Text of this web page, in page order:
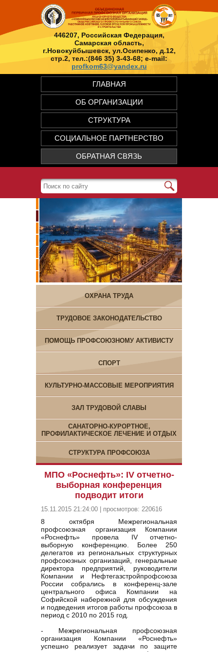
446207, Российская Федерация,
Самарская область,
г.Новокуйбышевск, ул.Осипенко, д.12,
стр.2, тел.:(846 35) 3-43-68; e-mail:
profkom63@yandex.ru
ГЛАВНАЯ
ОБ ОРГАНИЗАЦИИ
СТРУКТУРА
СОЦИАЛЬНОЕ ПАРТНЕРСТВО
ОБРАТНАЯ СВЯЗЬ
ОХРАНА ТРУДА
ТРУДОВОЕ ЗАКОНОДАТЕЛЬСТВО
ПОМОЩЬ ПРОФСОЮЗНОМУ АКТИВИСТУ
СПОРТ
КУЛЬТУРНО-МАССОВЫЕ МЕРОПРИЯТИЯ
ЗАЛ ТРУДОВОЙ СЛАВЫ
САНАТОРНО-КУРОРТНОЕ,
ПРОФИЛАКТИЧЕСКОЕ ЛЕЧЕНИЕ И ОТДЫХ
СТРУКТУРА ПРОФСОЮЗА
МПО «Роснефть»: IV отчетно-
выборная конференция
подводит итоги
15.11.2015 21:24:00 | просмотров: 220616
8 октября Межрегиональная
профсоюзная организация Компании
«Роснефть» провела IV отчетно-
выборную конференцию. Более 250
делегатов из региональных структурных
профсоюзных организаций, генеральные
директора предприятий, руководители
Компании и Нефтегазстройпрофсоюза
России собрались в конференц-зале
центрального офиса Компании на
Софийской набережной для обсуждения
и подведения итогов работы профсоюза в
период с 2010 по 2015 год.
- Межрегиональная профсоюзная
организация Компании «Роснефть»
успешно реализует задачи по защите